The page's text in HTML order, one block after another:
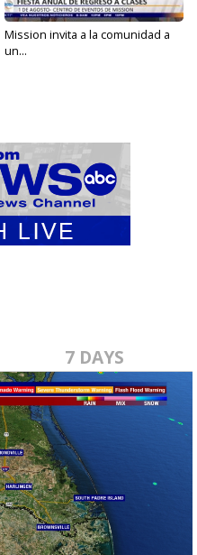
Mission invita a la comunidad a
un...
7 DAYS